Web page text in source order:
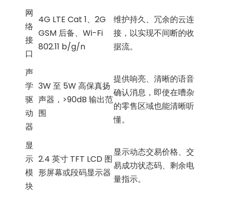
网
络
接
口
4G LTE Cat 1、2G
GSM 后备、Wi-Fi
802.11 b/g/n
维护持久、冗余的云连
接，以实现不间断的收
据流。
声
学
驱
动
器
3W 至 5W 高保真扬
声器，>90dB 输出范
围
提供响亮、清晰的语音
确认消息，即使在嘈杂
的零售区域也能清晰听
懂。
显
示
模
块
2.4 英寸 TFT LCD 图
形屏幕或段码显示器
显示动态交易价格、交
易成功状态码、剩余电
量指示。